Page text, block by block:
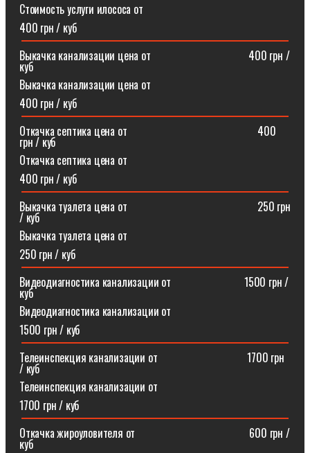
Стоимость услуги илососа от
400 грн / куб
Выкачка канализации цена от⠀⠀⠀⠀⠀⠀⠀⠀⠀⠀⠀⠀400 грн /
куб
Выкачка канализации цена от
400 грн / куб
Откачка септика цена от⠀⠀⠀⠀⠀⠀⠀⠀⠀⠀⠀⠀⠀⠀⠀⠀400
грн / куб
Откачка септика цена от
400 грн / куб
Выкачка туалета цена от⠀⠀⠀⠀⠀⠀⠀⠀⠀⠀⠀⠀⠀⠀⠀⠀250 грн
/ куб
Выкачка туалета цена от
250 грн / куб
Видеодиагностика канализации от⠀⠀⠀⠀⠀⠀⠀⠀⠀1500 грн /
куб
Видеодиагностика канализации от
1500 грн / куб
Телеинспекция канализации от⠀⠀⠀⠀⠀⠀⠀⠀⠀⠀⠀1700 грн
/ куб
Телеинспекция канализации от
1700 грн / куб
Откачка жироуловителя от⠀⠀⠀⠀⠀⠀⠀⠀⠀⠀⠀⠀⠀⠀600 грн /
куб